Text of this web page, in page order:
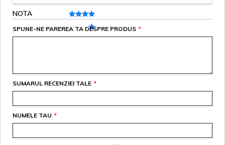
NOTA
*
SPUNE-NE PAREREA TA DESPRE PRODUS
*
SUMARUL RECENZIEI TALE
*
NUMELE TAU